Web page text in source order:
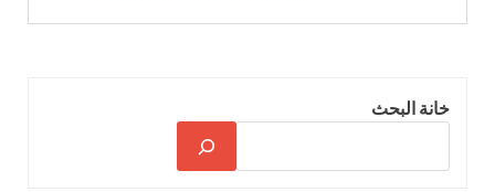
خانة البحث